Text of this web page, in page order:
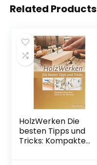
Related Products
HolzWerken Die
besten Tipps und
Tricks: Kompaktes